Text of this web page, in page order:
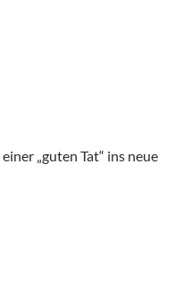
„guten Tat“ ins neue